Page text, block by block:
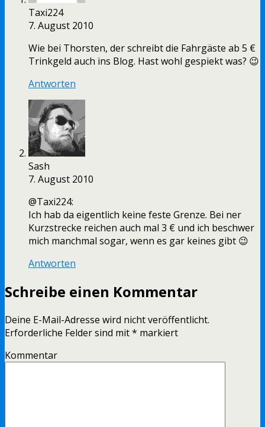
Taxi224
7. August 2010
Wie bei Thorsten, der schreibt die Fahrgäste ab 5 €
Trinkgeld auch ins Blog. Hast wohl gespiekt was? 😉
Antworten
Sash
7. August 2010
@Taxi224:
Ich hab da eigentlich keine feste Grenze. Bei ner
Kurzstrecke reichen auch mal 3 € und ich beschwer
mich manchmal sogar, wenn es gar keines gibt 😉
Antworten
Schreibe einen Kommentar
Deine E-Mail-Adresse wird nicht veröffentlicht.
Erforderliche Felder sind mit* markiert
Kommentar